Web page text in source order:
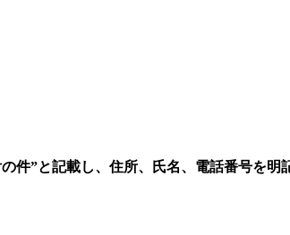
”と記載し、住所、氏名、電話番号を明